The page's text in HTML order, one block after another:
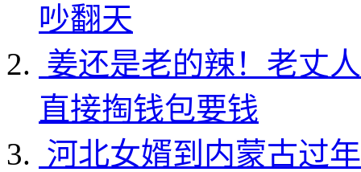
吵翻天
姜还是老的辣！老丈
直接掏钱包要钱
河北女婿到内蒙古过